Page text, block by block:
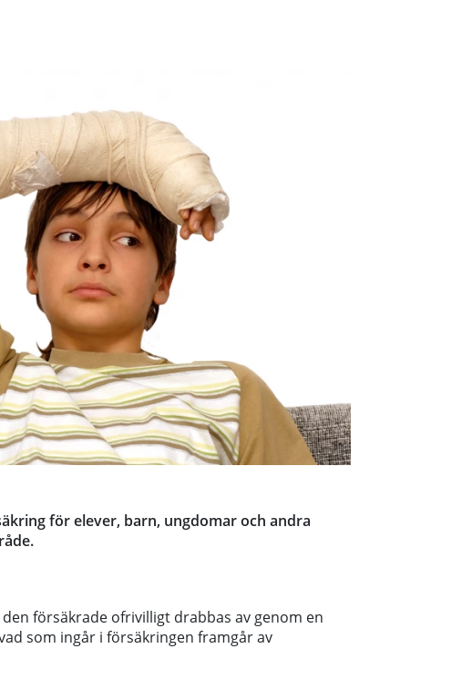
för elever, barn, ungdomar och andra
försäkrade ofrivilligt drabbas av genom en
som ingår i försäkringen framgår av